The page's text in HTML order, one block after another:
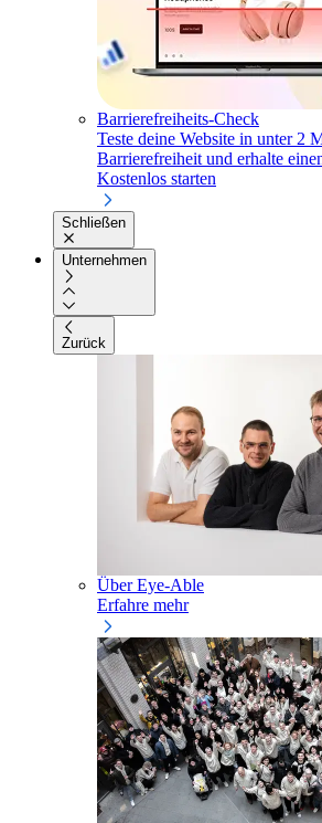
Barrierefreiheits-Check
Teste deine Website in unter 2
Barrierefreiheit und erhalte
Kostenlos starten
Schließen
Unternehmen
Zurück
Über Eye-Able
Erfahre mehr